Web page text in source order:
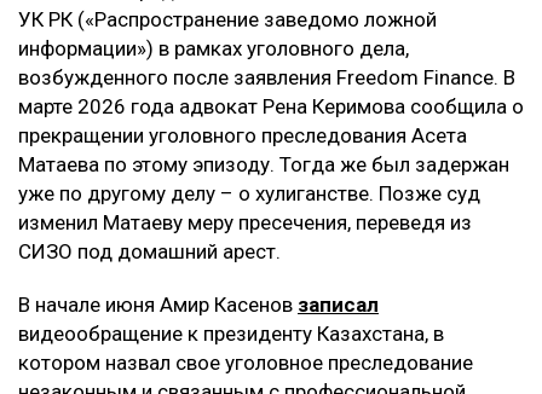
УК РК («Распространение заведомо ложной
информации») в рамках уголовного дела,
возбужденного после заявления Freedom Finance. В
марте 2026 года адвокат Рена Керимова сообщила о
прекращении уголовного преследования Асета
Матаева по этому эпизоду. Тогда же был задержан
уже по другому делу – о хулиганстве. Позже суд
изменил Матаеву меру пресечения, переведя из
СИЗО под домашний арест.
В начале июня Амир Касенов записал
видеообращение к президенту Казахстана, в
котором назвал свое уголовное преследование